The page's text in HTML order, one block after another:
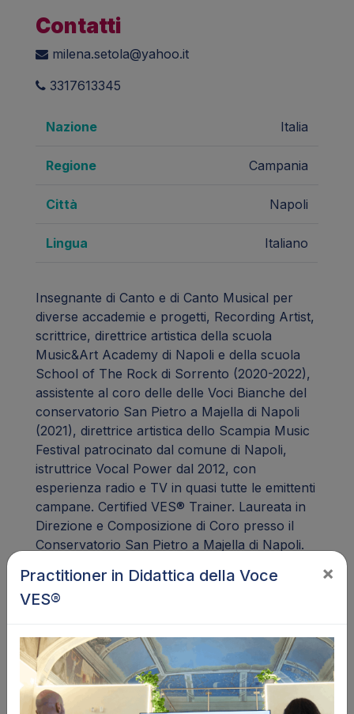
Contatti
milena.setola@yahoo.it
3317613345
Nazione Italia
Regione Campania
Città Napoli
Lingua Italiano
Insegnante di Canto e di Canto Musical per
diverse accademie e progetti, Recording Artist,
scrittrice, direttrice artistica della scuola
Music&Art Academy di Napoli e della scuola
School of The Rock di Sorrento (2020-2022),
assistente al coro delle delle Voci Bianche del
conservatorio San Pietro a Majella di Napoli
(2021), direttrice artistica dello Scampia Music
Festival patrocinato dal comune di Napoli,
istruttrice Vocal Power dal 2012, con
esperienza radio e TV in quasi tutte le emittenti
campane. Certified VES® Trainer. Laureata in
Direzione e Composizione di Coro presso il
Conservatorio San Pietro a Majella di Napoli.
Specialità
Music, Musical, Songwriting, Coro, Tecnica
Vocale, Stile Musicale, Ear Training,
Interpretazione
Practitioner in Didattica della Voce
VES®
×